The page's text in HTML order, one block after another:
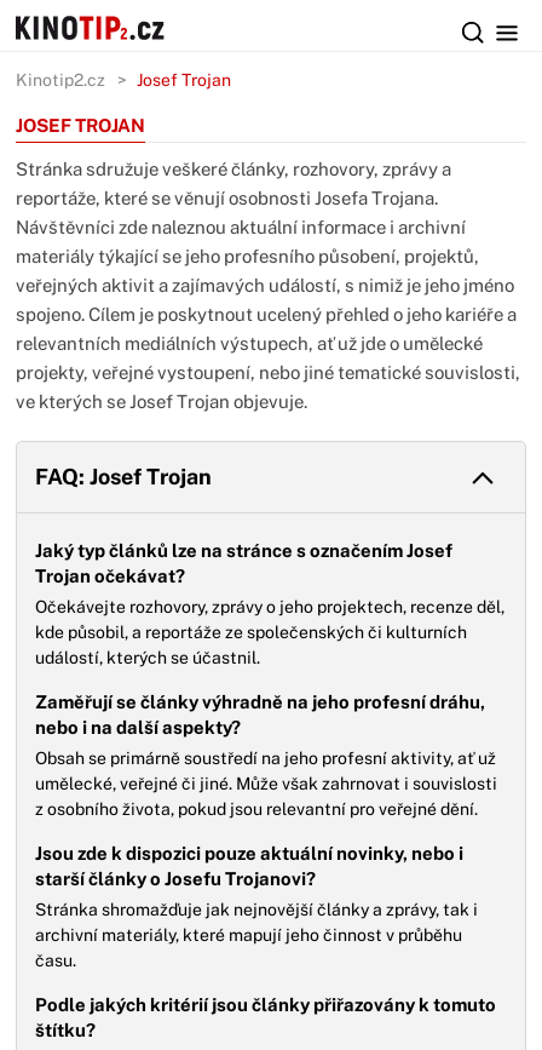
Kinotip2.cz Josef Trojan
JOSEF TROJAN
Stránka sdružuje veškeré články, rozhovory, zprávy a
reportáže, které se věnují osobnosti Josefa Trojana.
Návštěvníci zde naleznou aktuální informace i archivní
materiály týkající se jeho profesního působení, projektů,
veřejných aktivit a zajímavých událostí, s nimiž je jeho jméno
spojeno. Cílem je poskytnout ucelený přehled o jeho kariéře a
relevantních mediálních výstupech, ať už jde o umělecké
projekty, veřejné vystoupení, nebo jiné tematické souvislosti,
ve kterých se Josef Trojan objevuje.
FAQ: Josef Trojan
Jaký typ článků lze na stránce s označením Josef
Trojan očekávat?
Očekávejte rozhovory, zprávy o jeho projektech, recenze děl,
kde působil, a reportáže ze společenských či kulturních
událostí, kterých se účastnil.
Zaměřují se články výhradně na jeho profesní dráhu,
nebo i na další aspekty?
Obsah se primárně soustředí na jeho profesní aktivity, ať už
umělecké, veřejné či jiné. Může však zahrnovat i souvislosti
z osobního života, pokud jsou relevantní pro veřejné dění.
Jsou zde k dispozici pouze aktuální novinky, nebo i
starší články o Josefu Trojanovi?
Stránka shromažďuje jak nejnovější články a zprávy, tak i
archivní materiály, které mapují jeho činnost v průběhu
času.
Podle jakých kritérií jsou články přiřazovány k tomuto
štítku?